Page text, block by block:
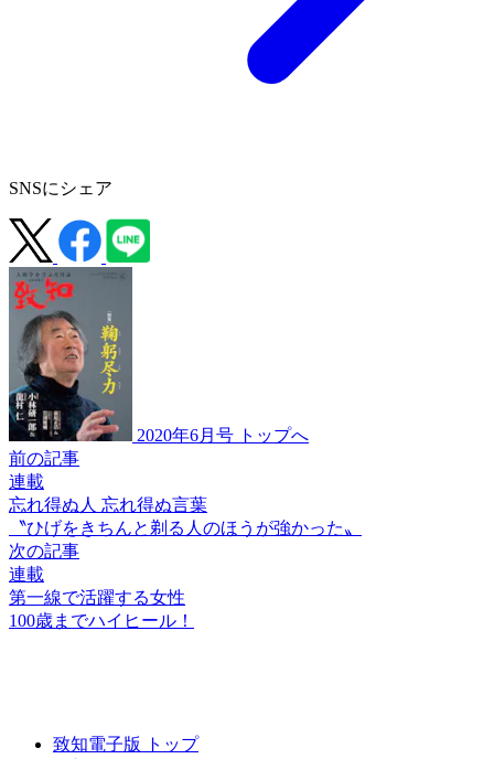
SNSにシェア
2020年6月号 トップへ
前の記事
連載
忘れ得ぬ人 忘れ得ぬ言葉
〝ひげをきちんと 剃る人のほうが強かった〟
次の記事
連載
第一線で活躍する女性
100歳までハイヒール！
致知電子版 トップ